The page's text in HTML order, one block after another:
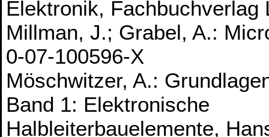
Elektronik,
Millman, J.; Grabel, A.:
0-07-100596-X
Möschwitzer, A.:
Band 1: Elektronische
Halbleiterbauelemente,